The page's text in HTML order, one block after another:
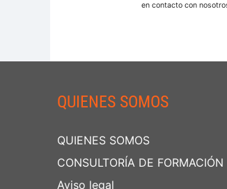
en contacto con
QUIENES SOMOS
QUIENES SOMOS
CONSULTORÍA DE FORMACIÓN
Aviso legal